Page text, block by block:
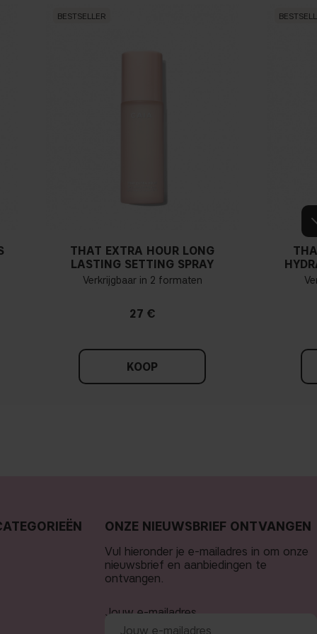
BESTSELLER
THAT EXTRA HOUR LONG
LASTING SETTING SPRAY
Verkrijgbaar in 2 formaten
27 €
KOOP
ONZE NIEUWSBRIEF ONTVANGEN
Vul hieronder je e-mailadres in om onze
nieuwsbrief en aanbiedingen te
ontvangen.
Jouw e-mailadres